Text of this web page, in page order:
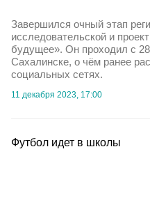
Завершился очный этап
исследовательской и
будущее». Он проходил с
Сахалинске, о чём ранее
социальных сетях.
11 декабря 2023, 17:00
Футбол идет в школы